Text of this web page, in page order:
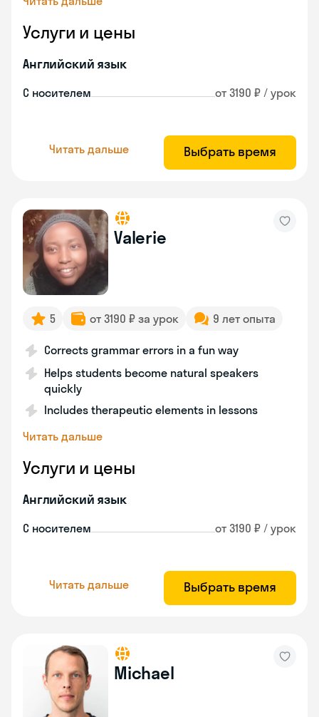
Услуги и цены
Английский язык
С носителем от 3190 ₽ / урок
Читать дальше Выбрать время
Valerie
5 от 3190 ₽ за урок 9 лет опыта
Corrects grammar errors in a fun way
Helps students become natural speakers
quickly
Includes therapeutic elements in lessons
Читать дальше
Услуги и цены
Английский язык
С носителем от 3190 ₽ / урок
Читать дальше Выбрать время
Michael